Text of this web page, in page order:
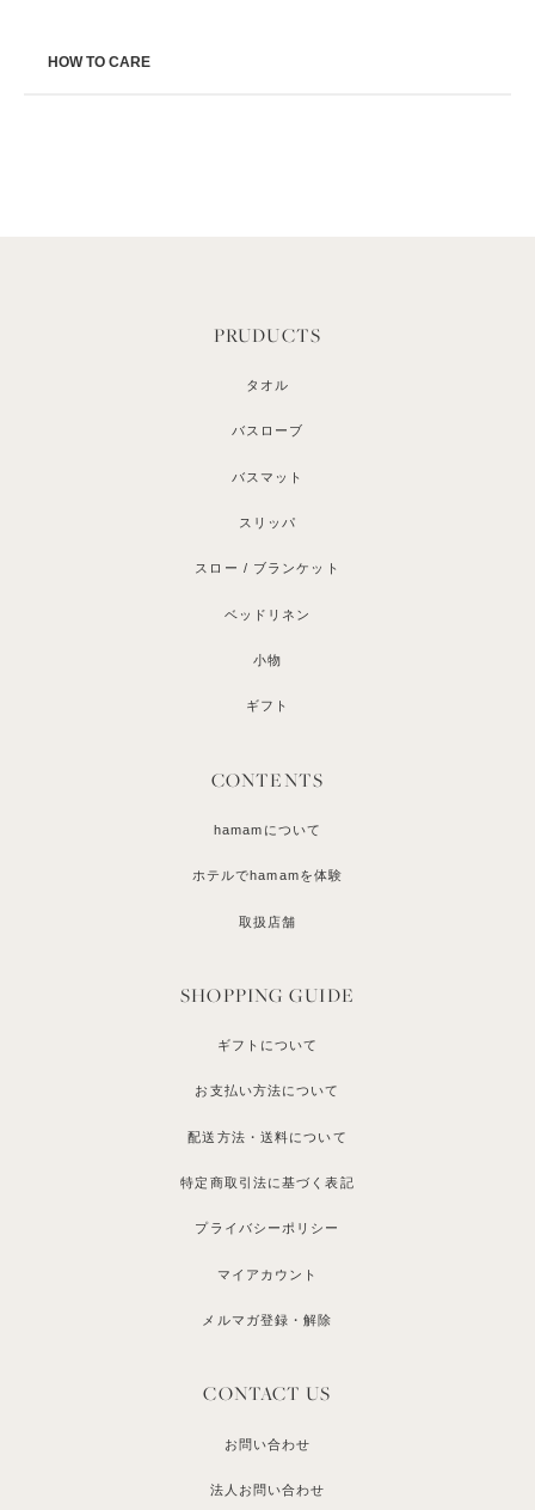
HOW TO CARE
PRUDUCTS
タオル
バスローブ
バスマット
スリッパ
スロー / ブランケット
ベッドリネン
小物
ギフト
CONTENTS
hamamについて
ホテルでhamamを体験
取扱店舗
SHOPPING GUIDE
ギフトについて
お支払い方法について
配送方法・送料について
特定商取引法に基づく表記
プライバシーポリシー
マイアカウント
メルマガ登録・解除
CONTACT US
お問い合わせ
法人お問い合わせ